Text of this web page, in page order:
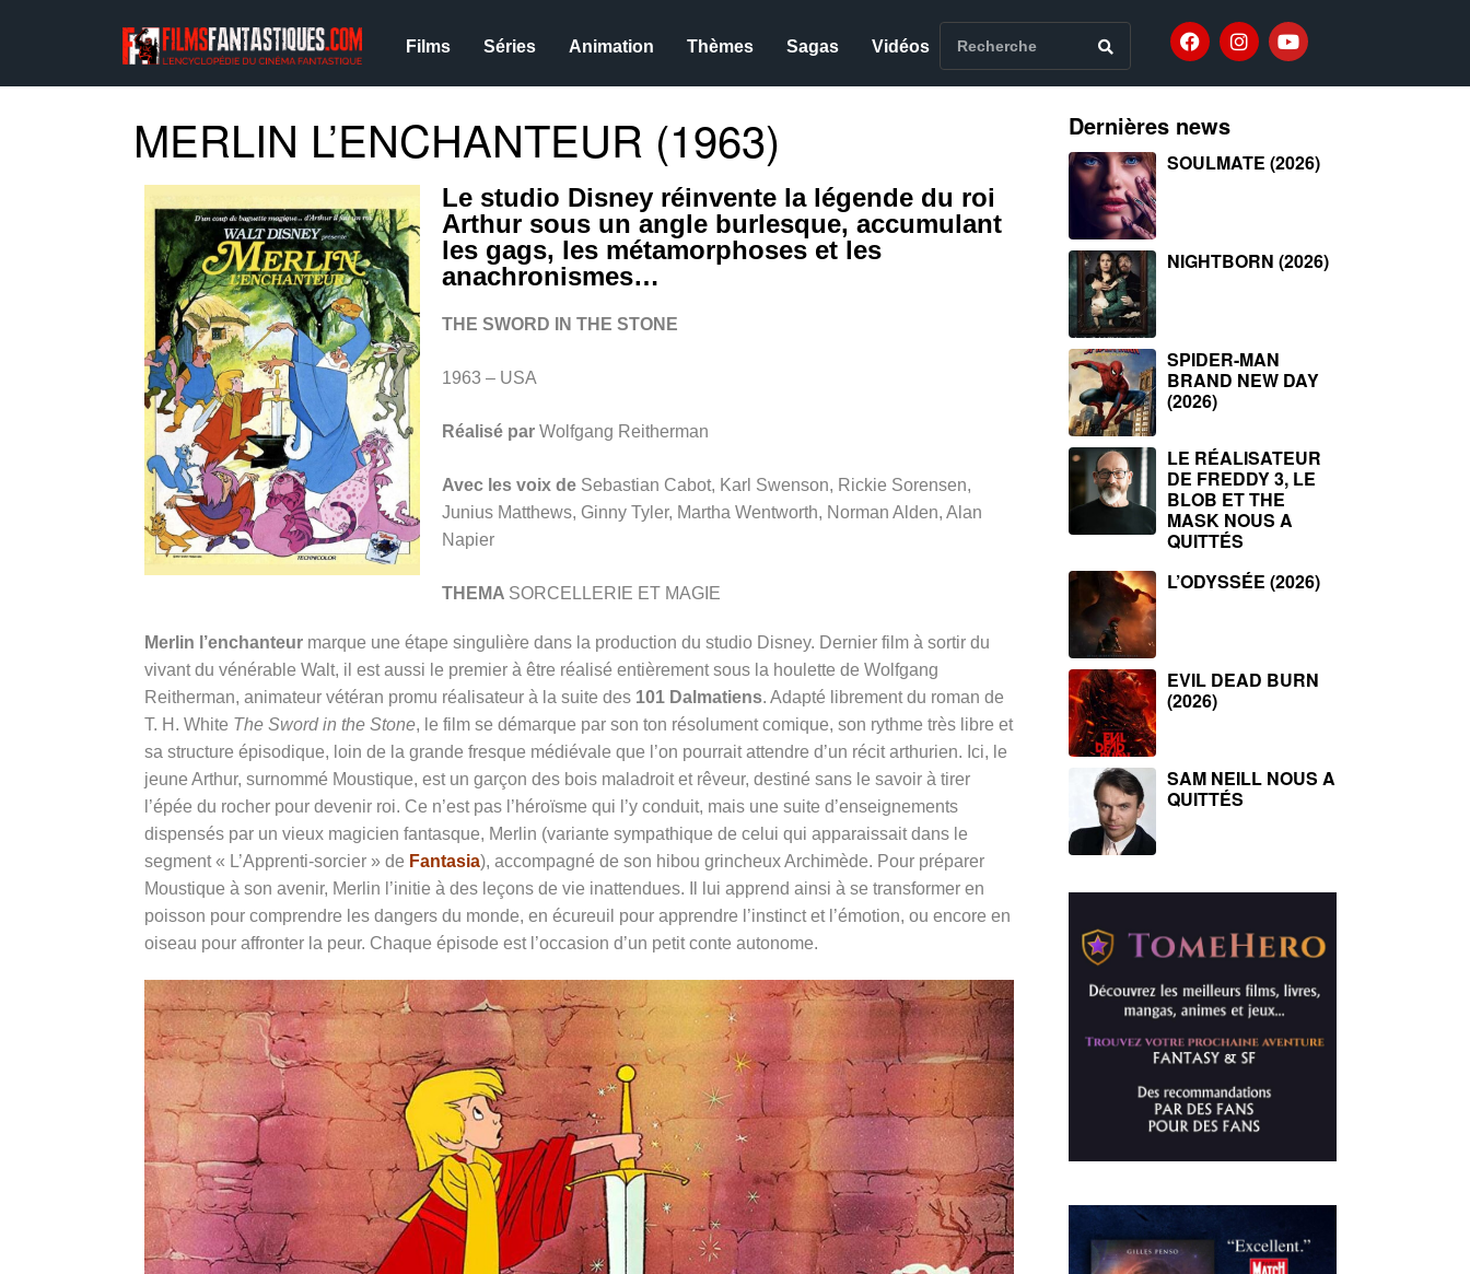
Films Séries Animation Thèmes Sagas Vidéos
MERLIN L’ENCHANTEUR (1963)
Le studio Disney réinvente la légende du roi
Arthur sous un angle burlesque, accumulant
les gags, les métamorphoses et les
anachronismes…
THE SWORD IN THE STONE
1963 – USA
Réalisé par Wolfgang Reitherman
Avec les voix de Sebastian Cabot, Karl Swenson, Rickie Sorensen,
Junius Matthews, Ginny Tyler, Martha Wentworth, Norman Alden, Alan
Napier
THEMA SORCELLERIE ET MAGIE
Merlin l’enchanteur marque une étape singulière dans la production du studio Disney. Dernier film à sortir du
vivant du vénérable Walt, il est aussi le premier à être réalisé entièrement sous la houlette de Wolfgang
Reitherman, animateur vétéran promu réalisateur à la suite des 101 Dalmatiens. Adapté librement du roman de
T. H. White The Sword in the Stone, le film se démarque par son ton résolument comique, son rythme très libre et
sa structure épisodique, loin de la grande fresque médiévale que l’on pourrait attendre d’un récit arthurien. Ici, le
jeune Arthur, surnommé Moustique, est un garçon des bois maladroit et rêveur, destiné sans le savoir à tirer
l’épée du rocher pour devenir roi. Ce n’est pas l’héroïsme qui l’y conduit, mais une suite d’enseignements
dispensés par un vieux magicien fantasque, Merlin (variante sympathique de celui qui apparaissait dans le
segment « L’Apprenti-sorcier » de Fantasia), accompagné de son hibou grincheux Archimède. Pour préparer
Moustique à son avenir, Merlin l’initie à des leçons de vie inattendues. Il lui apprend ainsi à se transformer en
poisson pour comprendre les dangers du monde, en écureuil pour apprendre l’instinct et l’émotion, ou encore en
oiseau pour affronter la peur. Chaque épisode est l’occasion d’un petit conte autonome.
Dernières news
SOULMATE (2026)
NIGHTBORN (2026)
SPIDER-MAN
BRAND NEW DAY
(2026)
LE RÉALISATEUR
DE FREDDY 3, LE
BLOB ET THE
MASK NOUS A
QUITTÉS
L’ODYSSÉE (2026)
EVIL DEAD BURN
(2026)
SAM NEILL NOUS A
QUITTÉS